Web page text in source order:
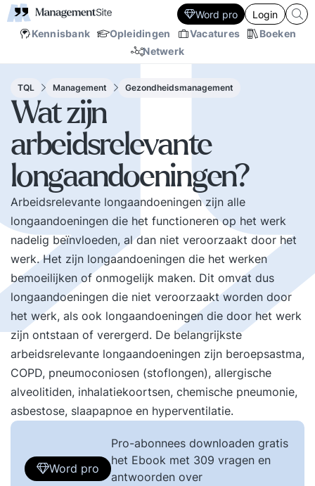
Kennisbank Opleidingen Vacatures
Boeken
Netwerk
Word pro Login
TQL Management Gezondheidsmanagement
Wat zijn
arbeidsrelevante
longaandoeningen?
Arbeidsrelevante longaandoeningen zijn alle
longaandoeningen die het functioneren op het werk
nadelig beïnvloeden, al dan niet veroorzaakt door het
werk. Het zijn longaandoeningen die het werken
bemoeilijken of onmogelijk maken. Dit omvat dus
longaandoeningen die niet veroorzaakt worden door
het werk, als ook longaandoeningen die door het werk
zijn ontstaan of verergerd. De belangrijkste
arbeidsrelevante longaandoeningen zijn beroepsastma,
COPD, pneumoconiosen (stoflongen), allergische
alveolitiden, inhalatiekoortsen, chemische pneumonie,
asbestose, slaapapnoe en hyperventilatie.
Word pro
Pro-abonnees downloaden gratis
het Ebook met 309 vragen en
antwoorden over